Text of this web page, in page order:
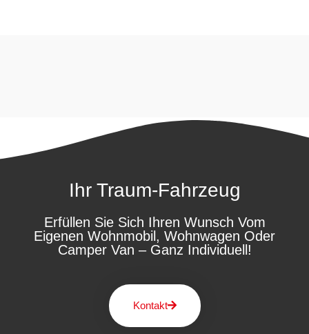
Ihr Traum-Fahrzeug
Erfüllen Sie Sich Ihren Wunsch Vom
Eigenen Wohnmobil, Wohnwagen Oder
Camper Van – Ganz Individuell!
Kontakt